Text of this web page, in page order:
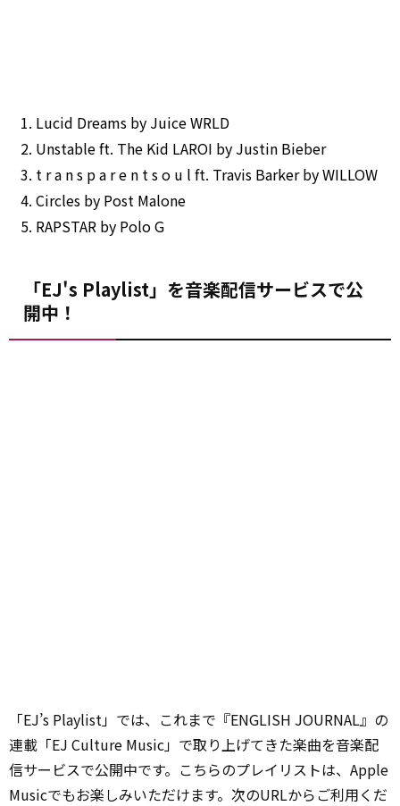
Lucid Dreams by Juice WRLD
Unstable ft. The Kid LAROI by Justin Bieber
t r a n s p a r e n t s o u l ft. Travis BarkerbyWILLOW
Circles by Post Malone
RAPSTAR by Polo G
「EJ's Playlist」を音楽配信サービスで公
開中！
「EJ’s Playlist」では、これまで『ENGLISH JOURNAL』の
連載「EJ Culture Music」で取り上げてきた楽曲を音楽配
信サービスで公開中です。こちらのプレイリストは、Apple
Musicでもお楽しみいただけます。次のURLからご利用くだ